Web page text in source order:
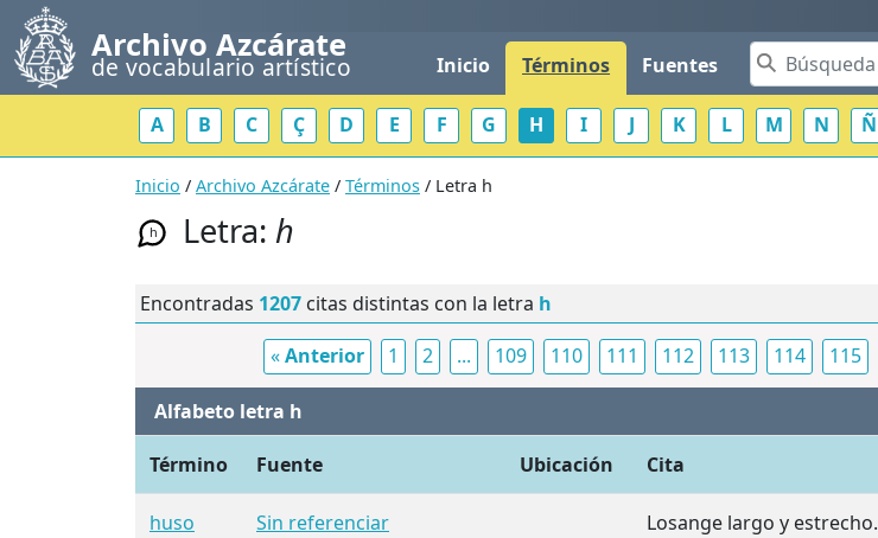
Archivo Azcárate
de vocabulario artístico Inicio Términos Fuentes
A B C Ç D E F G H I J K L M N Ñ
Inicio / Archivo Azcárate / Términos / Letra h
h Letra: h
Encontradas 1207 citas distintas con la letra h
«Anterior 1 2 ... 109 110 111 112 113 114 115
Alfabeto letra h
Término Fuente Ubicación Cita
huso Sin referenciar Losange largo y estrecho.